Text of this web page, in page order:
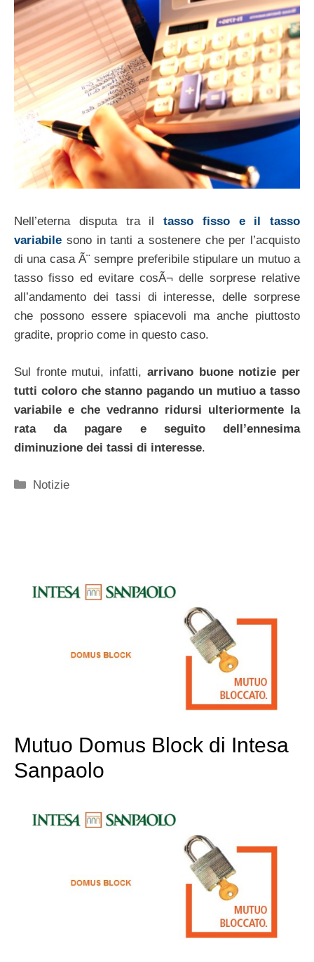
Nell’eterna disputa tra il tasso fisso e il tasso
variabile sono in tanti a sostenere che per l’acquisto
di una casa Ã¨ sempre preferibile stipulare un mutuo a
tasso fisso ed evitare cosÃ¬ delle sorprese relative
all’andamento dei tassi di interesse, delle sorprese
che possono essere spiacevoli ma anche piuttosto
gradite, proprio come in questo caso.
Sul fronte mutui, infatti, arrivano buone notizie per
tutti coloro che stanno pagando un mutiuo a tasso
variabile e che vedranno ridursi ulteriormente la
rata da pagare e seguito dell’ennesima
diminuzione dei tassi di interesse.
Categorie
Notizie
Mutuo Domus Block di Intesa
Sanpaolo